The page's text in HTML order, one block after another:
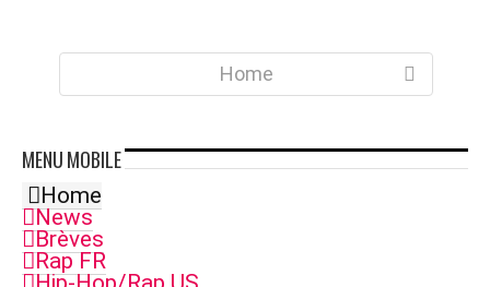
Home
MENUMOBILE
Home
News
Brèves
Rap FR